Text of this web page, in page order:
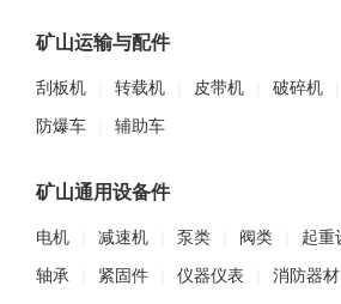
矿山运输与配件
刮板机 转载机 皮带机 破碎机
防爆车
辅助车
矿山通用设备件
电机 减速机 泵类 阀类 起重
轴承
紧固件 仪器仪表 消防器材